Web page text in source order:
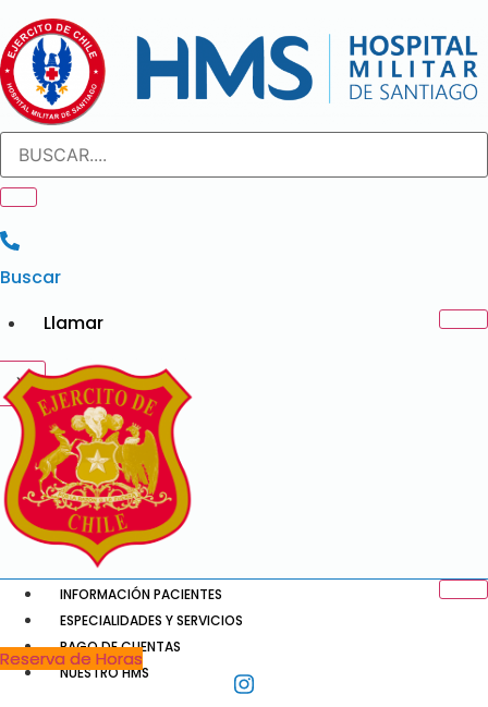
al
contenido
Buscar
Llamar
X
INFORMACIÓN PACIENTES
ESPECIALIDADES Y SERVICIOS
PAGO DE CUENTAS
NUESTRO HMS
Reserva de Horas